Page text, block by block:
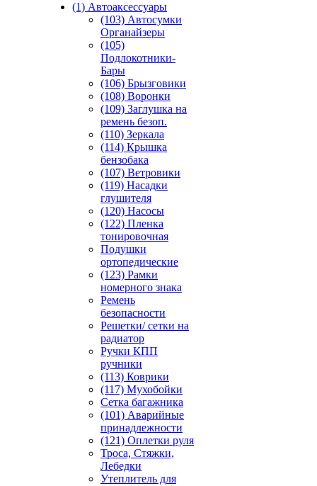
(1) Автоаксессуары
(103) Автосумки
Органайзеры
(105)
Подлокотники-
Бары
(106) Брызговики
(108) Воронки
(109) Заглушка на
ремень безоп.
(110) Зеркала
(114) Крышка
бензобака
(107) Ветровики
(119) Насадки
глушителя
(120) Насосы
(122) Пленка
тонировочная
Подушки
ортопедические
(123) Рамки
номерного знака
Ремень
безопасности
Решетки/ сетки на
радиатор
Ручки КПП
ручники
(113) Коврики
(117) Мухобойки
Сетка багажника
(101) Аварийные
принадлежности
(121) Оплетки руля
Троса, Стяжки,
Лебедки
Утеплитель для